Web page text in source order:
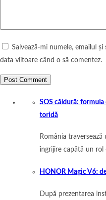
Salvează-mi numele, emailul
data viitoare când o să comentez.
SOS căldură:
toridă
România
îngrijire capătă un rol
HONOR Magic V6:
După prezentarea